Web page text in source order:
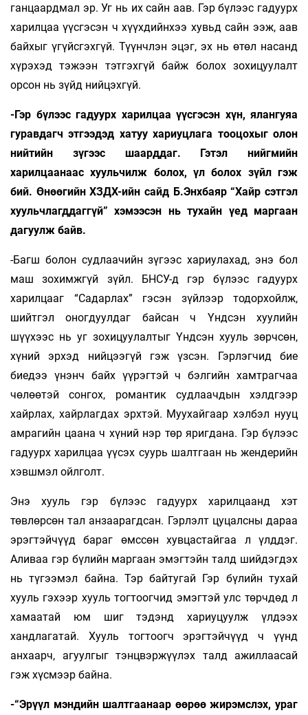
ганцаардмал эр. Уг нь их сайн аав. Гэр бүлээс гадуурх
харилцаа үүсгэсэн ч хүүхдийнхээ хувьд сайн ээж, аав
байхыг үгүйсгэхгүй. Түүнчлэн эцэг, эх нь өтөл насанд
хүрэхэд тэжээн тэтгэхгүй байж болох зохицуулалт
орсон нь зүйд нийцэхгүй.
-Гэр бүлээс гадуурх харилцаа үүсгэсэн хүн, ялангуяа
гуравдагч этгээдэд хатуу хариуцлага тооцохыг олон
нийтийн зүгээс шаарддаг. Гэтэл нийгмийн
харилцаанаас хуульчилж болох, үл болох зүйл гэж
бий. Өнөөгийн ХЗДХ-ийн сайд Б.Энхбаяр “Хайр сэтгэл
хуульчлагддаггүй” хэмээсэн нь тухайн үед маргаан
дагуулж байв.
-Багш болон судлаачийн зүгээс хариулахад, энэ бол
маш зохимжгүй зүйл. БНСУ-д гэр бүлээс гадуурх
харилцааг “Садарлах” гэсэн зүйлээр тодорхойлж,
шийтгэл оногдуулдаг байсан ч Үндсэн хуулийн
шүүхээс нь уг зохицуулалтыг Үндсэн хууль зөрчсөн,
хүний эрхэд нийцээгүй гэж үзсэн. Гэрлэгчид бие
биедээ үнэнч байх үүрэгтэй ч бэлгийн хамтрагчаа
чөлөөтэй сонгох, романтик судлаачдын хэлдгээр
хайрлах, хайрлагдах эрхтэй. Муухайгаар хэлбэл нууц
амрагийн цаана ч хүний нэр төр яригдана. Гэр бүлээс
гадуурх харилцаа үүсэх суурь шалтгаан нь жендерийн
хэвшмэл ойлголт.
Энэ хууль гэр бүлээс гадуурх харилцаанд хэт
төвлөрсөн тал анзаарагдсан. Гэрлэлт цуцалсны дараа
эрэгтэйчүүд бараг өмссөн хувцастайгаа л үлддэг.
Аливаа гэр бүлийн маргаан эмэгтэйн талд шийдэгдэх
нь түгээмэл байна. Тэр байтугай Гэр бүлийн тухай
хууль гэхээр хууль тогтоогчид эмэгтэй улс төрчдөд л
хамаатай юм шиг тэдэнд хариуцуулж үлдээх
хандлагатай. Хууль тогтоогч эрэгтэйчүүд ч үүнд
анхаарч, агуулгыг тэнцвэржүүлэх талд ажиллаасай
гэж хүсмээр байна.
-“Эрүүл мэндийн шалтгаанаар өөрөө жирэмслэх, ураг